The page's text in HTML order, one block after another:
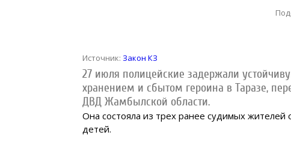
Источник: Закон КЗ
27 июля полицейские задержали
хранением и сбытом героина в Таразе,
ДВД Жамбылской области.
Она состояла из трех ранее судимых
детей.